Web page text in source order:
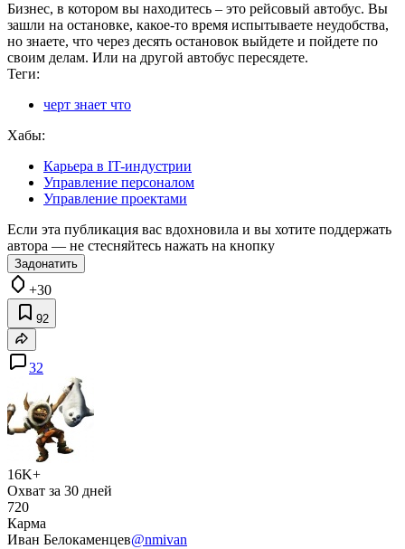
Бизнес, в котором вы находитесь – это рейсовый автобус. Вы
зашли на остановке, какое-то время испытываете неудобства,
но знаете, что через десять остановок выйдете и пойдете по
своим делам. Или на другой автобус пересядете.
Теги:
черт знает что
Хабы:
Карьера в IT-индустрии
Управление персоналом
Управление проектами
Если эта публикация вас вдохновила и вы хотите поддержать
автора — не стесняйтесь нажать на кнопку
Задонатить
+30
92
32
16K+
Охват за 30 дней
720
Карма
Иван Белокаменцев@nmivan